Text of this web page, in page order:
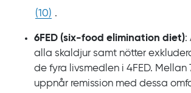
(10) .
6FED (six-food elimination diet):
alla skaldjur samt nötter
de fyra livsmedlen i 4FED. Mellan
uppnår remission med dessa